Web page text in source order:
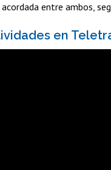
entre ambos,
en